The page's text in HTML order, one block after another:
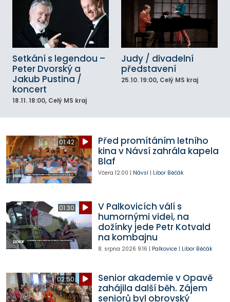
Setkání s legendou –
Peter Dvorský a
Jakub Pustina /
koncert
18.11. 18:00, Celý MS kraj
Judy / divadelní
představení
25.10. 19:00, Celý MS kraj
01:42
Před promítáním letního
kina v Návsí zahrála kapela
Blaf
Včera 12:00 | Návsí| Libor Běčák
01:30
V Palkovicích válí s
humornými videi, na
dožínky jede Petr Kotvald
na kombajnu
8. srpna 2026 9:16 | Palkovice| Libor Běčák
02:50
Senior akademie v Opavě
zahájila další běh. Zájem
seniorů byl obrovský